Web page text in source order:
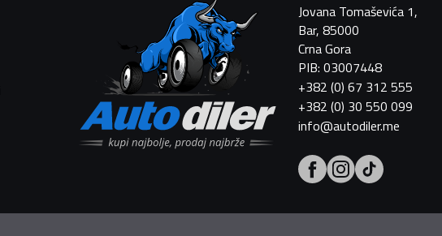
Jovana Tomaševića 1,
Bar, 85000
Crna Gora
PIB: 03007448
+382 (0) 67 312 555
+382 (0) 30 550 099
info@autodiler.me